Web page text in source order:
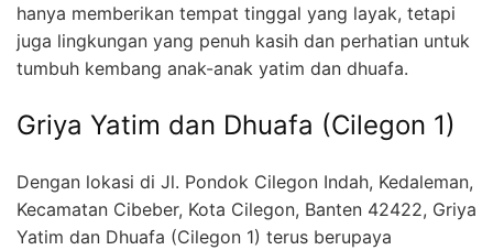
hanya memberikan tempat tinggal yang layak, tetapi
juga lingkungan yang penuh kasih dan perhatian untuk
tumbuh kembang anak-anak yatim dan dhuafa.
Griya Yatim dan Dhuafa (Cilegon 1)
Dengan lokasi di Jl. Pondok Cilegon Indah, Kedaleman,
Kecamatan Cibeber, Kota Cilegon, Banten 42422, Griya
Yatim dan Dhuafa (Cilegon 1) terus berupaya